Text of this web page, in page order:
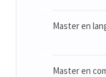
Master en
Master en